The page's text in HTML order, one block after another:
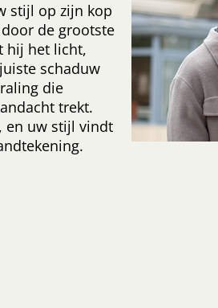
stijl op zijn kop
de grootste
hij het licht,
schaduw
die
trekt.
en uw stijl vindt